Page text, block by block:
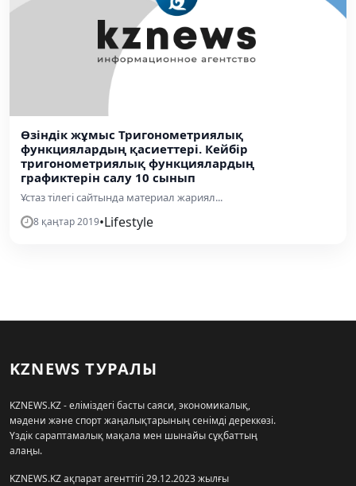
Өзіндік жұмыс Тригонометриялық
функциялардың қасиеттері. Кейбір
тригонометриялық функциялардың
графиктерін салу 10 сынып
Ұстаз тілегі сайтында материал жариял...
8 қаңтар 2019•Lifestyle
KZNEWS ТУРАЛЫ
KZNEWS.KZ - еліміздегі басты саяси, экономикалық,
мәдени және спорт жаңалықтарының сенімді дереккөзі.
Үздік сараптамалық мақала мен шынайы сұқбаттың
алаңы.
KZNEWS.KZ ақпарат агенттігі 29.12.2023 жылғы